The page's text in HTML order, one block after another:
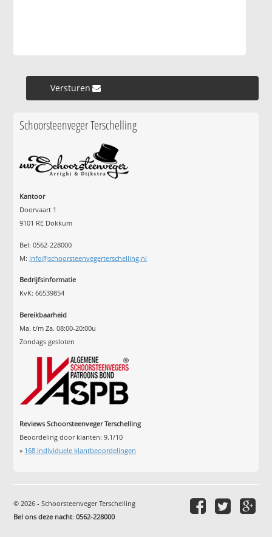
Versturen »
Schoorsteenveger Terschelling
Kantoor
Doorvaart 1
9101 RE Dokkum
Bel: 0562-228000
M: info@schoorsteenvegerterschelling.nl
Bedrijfsinformatie
KvK: 66539854
Bereikbaarheid
Ma. t/m Za. 08:00-20:00u
Zondags gesloten
Reviews Schoorsteenveger Terschelling
Beoordeling door klanten:9.1/10
» 168 individuele klantbeoordelingen
© 2026 - Schoorsteenveger Terschelling
Bel ons deze nacht:0562-228000